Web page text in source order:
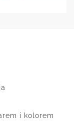
i kolorem